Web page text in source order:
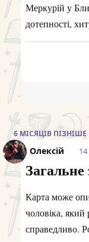
Меркурій у
дотепності,
6 МІСЯЦІВ ПІЗНІШЕ
Олексій
Карта може
чоловіка, який
справедливо.